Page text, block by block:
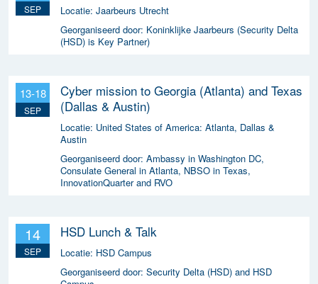
SEP Locatie: Jaarbeurs Utrecht
Georganiseerd door: Koninklijke Jaarbeurs (Security Delta
(HSD) is Key Partner)
13-18
SEP
Cyber mission to Georgia (Atlanta) and Texas
(Dallas & Austin)
Locatie: United States of America: Atlanta, Dallas &
Austin
Georganiseerd door: Ambassy in Washington DC,
Consulate General in Atlanta, NBSO in Texas,
InnovationQuarter and RVO
14
SEP
HSD Lunch & Talk
Locatie: HSD Campus
Georganiseerd door: Security Delta (HSD) and HSD